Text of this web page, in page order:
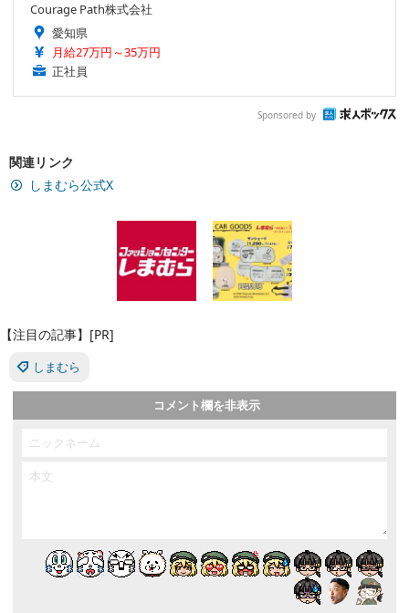
Courage Path株式会社
愛知県
月給27万円～35万円
正社員
Sponsored by
関連リンク
しまむら公式X
【注目の記事】[PR]
しまむら
コメント欄を非表示